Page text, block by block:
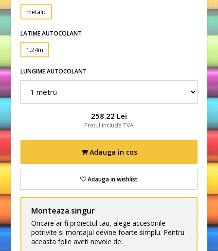
metalic
LATIME AUTOCOLANT
1.24m
LUNGIME AUTOCOLANT
258.22 Lei
Pretul include TVA
Adauga in cos
Adauga in wishlist
Monteaza singur
Oricare ar fi proiectul tau, alege accesoriile
potrivite si montajul devine foarte simplu. Pentru
aceasta folie aveti nevoie de: